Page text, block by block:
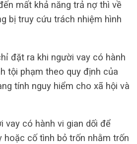
mất khả năng trả nợ thì về
bị truy cứu trách nhiệm hình
đặt ra khi người vay có hành
tội phạm theo quy định của
tính nguy hiểm cho xã hội và
vay có hành vi gian dối để
hoặc cố tình bỏ trốn nhằm trốn